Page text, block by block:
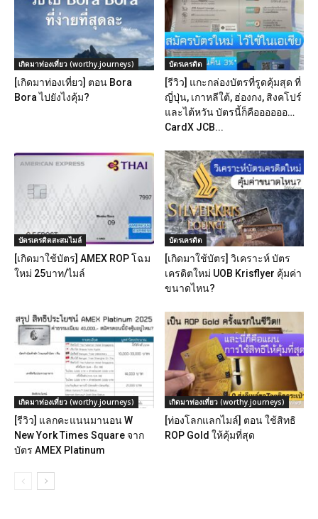
เกิดมาท่องเที่ยว (worthy.journeys)
[เกิดมาท่องเที่ยว] ตอน Bora
Bora ไปยังไงคุ้ม?
บัตรเครดิต
[รีวิว] แกะกล่องบัตรที่รูดคุ้มสุด ที่
ญี่ปุ่น, เกาหลีใต้, ฮ่องกง, สิงคโปร์
และไต้หวัน บัตรนี้ก็คืออออออ…
CardX JCB...
บัตรเครดิตสะสมไมล์
[เกิดมาใช้บัตร] AMEX ROP โฉม
ใหม่ 25บาท/ไมล์
บัตรเครดิต
[เกิดมาใช้บัตร] วิเคราะห์ บัตร
เครดิตใหม่ UOB Krisflyer คุ้มค่า
ขนาดไหน?
เกิดมาท่องเที่ยว (worthy.journeys)
[รีวิว] แลกคะแนนมานอน W
New York Times Square จาก
บัตร AMEX Platinum
เกิดมาท่องเที่ยว (worthy.journeys)
[ท่องโลกแลกไมล์] ตอน ใช้สิทธิ
ROP Gold ให้คุ้มที่สุด